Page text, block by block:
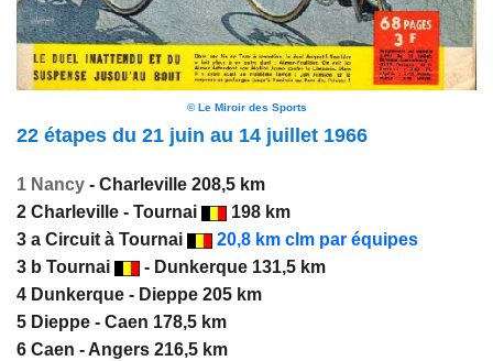
© Le Miroir des Sports
22 étapes du 21 juin au 14 juillet 1966
1 Nancy - Charleville 208,5 km
2 Charleville - Tournai
198 km
3 a Circuit à Tournai
20,8 km clm par équipes
3 b Tournai
- Dunkerque 131,5 km
4 Dunkerque - Dieppe 205 km
5 Dieppe - Caen 178,5 km
6 Caen - Angers 216,5 km